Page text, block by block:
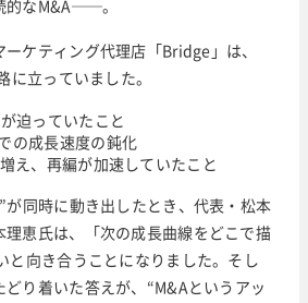
的なM&A──。
ケティング代理店「Bridge」は、
立っていました。
迫っていたこと
の成長速度の鈍化
え、再編が加速していたこと
が同時に動き出したとき、代表・松本
恵氏は、「次の成長曲線をどこで描
と向き合うことになりました。そし
り着いた答えが、“M&Aというアッ